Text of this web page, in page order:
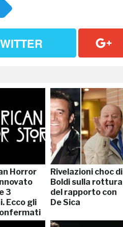
Horror
3
Ecco gli
Rivelazioni choc di
Boldi sulla rottura
del rapporto con
De Sica